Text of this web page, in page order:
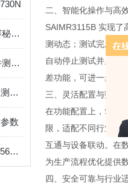
高压线束测试台哪家专业？赛秘尔高压线束测试台如何筑牢新能源品质防线
精密LCR测试仪在电子元器件测试中的应用
SMR990程控耐压绝缘测试仪测试要求
数
高精度电池内阻检测仪SMR3561技术参数
二、智能化操作与高
SAIMR3115B 实现了
测动态；测试完成后
自动停止测试并显示
差功能，可进一步提
三、灵活配置与数据
在功能配置上，
限，适配不同行业的
互通与设备联动。在
为生产流程优化提供
四、安全可靠与行业